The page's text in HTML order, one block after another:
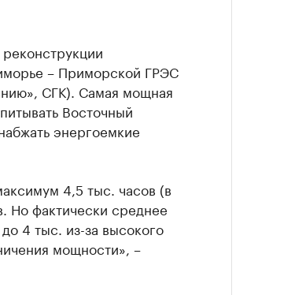
– Приморской ГРЭС
СГК). Самая мощная
Восточный
энергоемкие
4,5 тыс. часов (в
Но фактически среднее
4 тыс. из-за высокого
мощности», –